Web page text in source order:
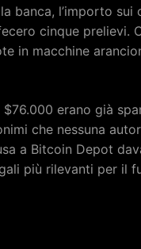
banca, l’importo sui
cinque prelievi.
in macchine
erano già
che nessuna
a Bitcoin Depot
più rilevanti per il